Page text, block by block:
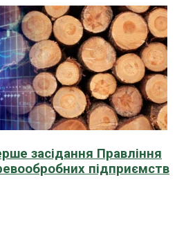
засідання Правління
підприємств